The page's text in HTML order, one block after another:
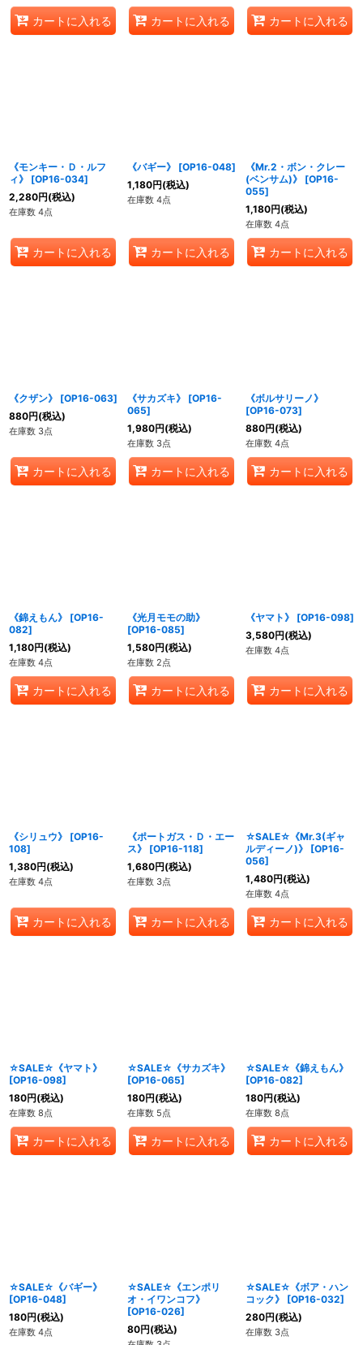
カートに入れる カートに入れる カートに入れる
《モンキー・Ｄ・ルフ
ィ》
[OP16-034]
2,280円(税込)
在庫数 4点
カートに入れる
《バギー》 [OP16-048]
1,180円(税込)
在庫数 4点
カートに入れる
《Mr.2・ボン・クレー
(ベンサム)》
[OP16-
055]
1,180円(税込)
在庫数 4点
カートに入れる
《クザン》 [OP16-063]
880円(税込)
在庫数 3点
カートに入れる
《サカズキ》 [OP16-
065]
1,980円(税込)
在庫数 3点
カートに入れる
《ボルサリーノ》
[OP16-073]
880円(税込)
在庫数 4点
カートに入れる
《錦えもん》 [OP16-
082]
1,180円(税込)
在庫数 4点
カートに入れる
《光月モモの助》
[OP16-085]
1,580円(税込)
在庫数 2点
カートに入れる
《ヤマト》 [OP16-098]
3,580円(税込)
在庫数 4点
カートに入れる
《シリュウ》 [OP16-
108]
1,380円(税込)
在庫数 4点
カートに入れる
《ポートガス・Ｄ・エー
ス》
[OP16-118]
1,680円(税込)
在庫数 3点
カートに入れる
☆SALE☆《Mr.3(ギャ
ルディーノ)》
[OP16-
056]
1,480円(税込)
在庫数 4点
カートに入れる
☆SALE☆《ヤマト》
[OP16-098]
180円(税込)
在庫数 8点
カートに入れる
☆SALE☆《サカズキ》
[OP16-065]
180円(税込)
在庫数 5点
カートに入れる
☆SALE☆《錦えもん》
[OP16-082]
180円(税込)
在庫数 8点
カートに入れる
☆SALE☆《バギー》
[OP16-048]
180円(税込)
在庫数 4点
☆SALE☆《エンポリ
オ・イワンコフ》
[OP16-026]
80円(税込)
☆SALE☆《ボア・ハン
コック》
[OP16-032]
280円(税込)
在庫数 3点